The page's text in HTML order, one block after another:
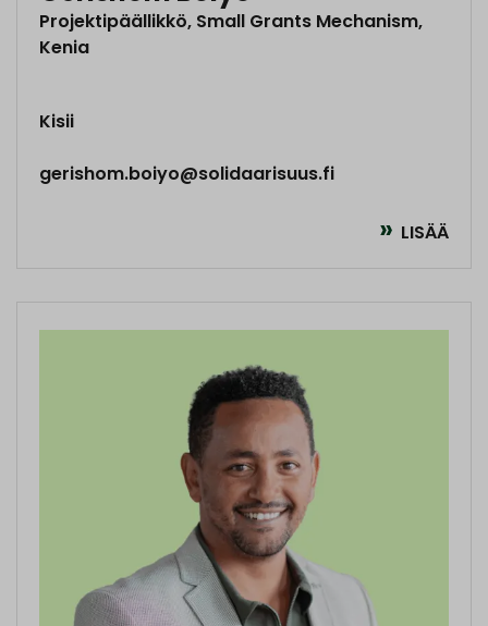
Projektipäällikkö, Small Grants Mechanism,
Kenia
Kisii
gerishom.boiyo@solidaarisuus.fi
LISÄÄ